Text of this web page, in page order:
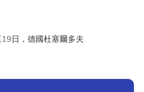
日，德國杜塞爾多夫